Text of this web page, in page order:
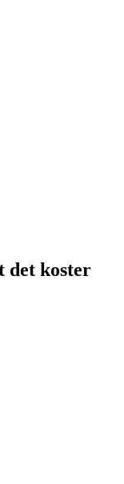
det koster